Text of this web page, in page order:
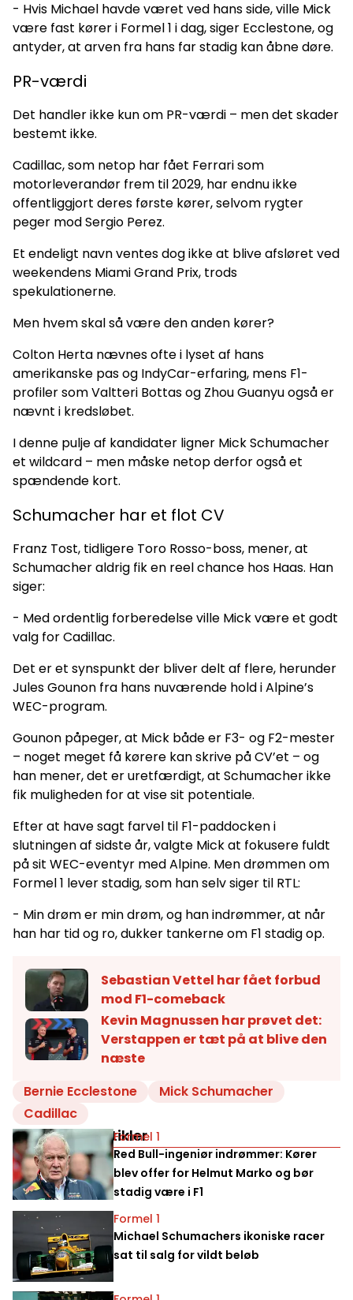
- Hvis Michael havde været ved hans side, ville Mick
være fast kører i Formel 1 i dag, siger Ecclestone, og
antyder, at arven fra hans far stadig kan åbne døre.
PR-værdi
Det handler ikke kun om PR-værdi – men det skader
bestemt ikke.
Cadillac, som netop har fået Ferrari som
motorleverandør frem til 2029, har endnu ikke
offentliggjort deres første kører, selvom rygter
peger mod Sergio Perez.
Et endeligt navn ventes dog ikke at blive afsløret ved
weekendens Miami Grand Prix, trods
spekulationerne.
Men hvem skal så være den anden kører?
Colton Herta nævnes ofte i lyset af hans
amerikanske pas og IndyCar-erfaring, mens F1-
profiler som Valtteri Bottas og Zhou Guanyu også er
nævnt i kredsløbet.
I denne pulje af kandidater ligner Mick Schumacher
et wildcard – men måske netop derfor også et
spændende kort.
Schumacher har et flot CV
Franz Tost, tidligere Toro Rosso-boss, mener, at
Schumacher aldrig fik en reel chance hos Haas. Han
siger:
- Med ordentlig forberedelse ville Mick være et godt
valg for Cadillac.
Det er et synspunkt der bliver delt af flere, herunder
Jules Gounon fra hans nuværende hold i Alpine’s
WEC-program.
Gounon påpeger, at Mick både er F3- og F2-mester
– noget meget få kørere kan skrive på CV’et – og
han mener, det er uretfærdigt, at Schumacher ikke
fik muligheden for at vise sit potentiale.
Efter at have sagt farvel til F1-paddocken i
slutningen af sidste år, valgte Mick at fokusere fuldt
på sit WEC-eventyr med Alpine. Men drømmen om
Formel 1 lever stadig, som han selv siger til RTL:
- Min drøm er min drøm, og han indrømmer, at når
han har tid og ro, dukker tankerne om F1 stadig op.
Sebastian Vettel har fået forbud
mod F1-comeback
Kevin Magnussen har prøvet det:
Verstappen er tæt på at blive den
næste
Bernie Ecclestone
Mick Schumacher
Cadillac
Relaterede artikler
Formel 1
Red Bull-ingeniør indrømmer: Kører
blev offer for Helmut Marko og bør
stadig være i F1
Formel 1
Michael Schumachers ikoniske racer
sat til salg for vildt beløb